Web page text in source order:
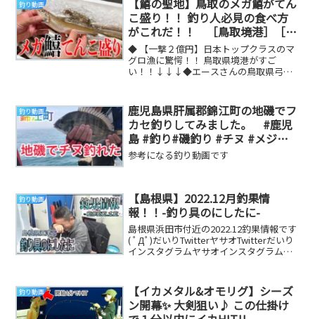
釣り動画
【鱚の聖地】鳥取のメガ鱚がてん
こ盛り！！ 釣り人必見の食べ方
がこれだ！！ ［鳥取境港］［京
都舞鶴卸売市場］［弓ヶ浜］［キ
ス］
◆ 【一撃２億円】日本トップクラスのマ
グロ漁に驚愕！！ 鳥取県境港がすご
い！！↓↓↓◆エースさんの鳥取県弓ヶ
釣り動画
鹿児島県肝属郡錦江町の地磯でフ
カセ釣りしてみました。 #鹿児
島 #釣り#磯釣り #チヌ #メジナ #
地磯 #鹿屋 #錦江町 #shimano
参考になる釣り動画です
釣り動画
【島根県】2022.12月釣果情
報！！-釣り具のにしたに-
島根県浜田市付近の2022.12釣果情報です
( ﾟДﾟ)だいりTwitterヤサオTwitterだいり
インスタグラムヤサオインスタグラム＃
釣り動画
【イカメタル&オモリグ】シーズ
ン開幕✨ 大剣狙い♪ この仕掛け